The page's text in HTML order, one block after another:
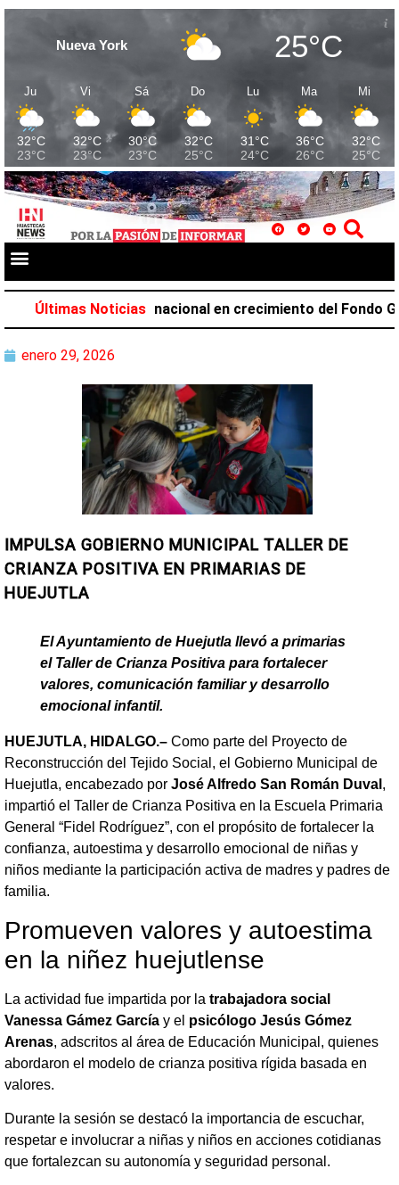
Nueva York 25°C
Ju
32°C
23°C
Vi
32°C
23°C
Sá
30°C
23°C
Do
32°C
25°C
Lu
31°C
24°C
Ma
36°C
26°C
Mi
32°C
25°C
Últimas Noticias
el primer lugar nacional en crecimiento del Fondo
enero 29, 2026
IMPULSA GOBIERNO MUNICIPAL TALLER DE
CRIANZA POSITIVA EN PRIMARIAS DE
HUEJUTLA
El Ayuntamiento de Huejutla llevó a primarias
el Taller de Crianza Positiva para fortalecer
valores, comunicación familiar y desarrollo
emocional infantil.
HUEJUTLA, HIDALGO.– Como parte del Proyecto de
Reconstrucción del Tejido Social, el Gobierno Municipal de
Huejutla, encabezado por José Alfredo San Román Duval ,
impartió el Taller de Crianza Positiva en la Escuela Primaria
General “Fidel Rodríguez”, con el propósito de fortalecer la
confianza, autoestima y desarrollo emocional de niñas y
niños mediante la participación activa de madres y padres de
familia.
Promueven valores y autoestima
en la niñez huejutlense
La actividad fue impartida por la trabajadora social
Vanessa Gámez García y el psicólogo Jesús Gómez
Arenas, adscritos al área de Educación Municipal, quienes
abordaron el modelo de crianza positiva rígida basada en
valores.
Durante la sesión se destacó la importancia de escuchar,
respetar e involucrar a niñas y niños en acciones cotidianas
que fortalezcan su autonomía y seguridad personal.